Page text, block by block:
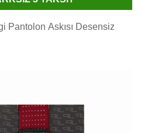
Pantolon Askısı Desensiz